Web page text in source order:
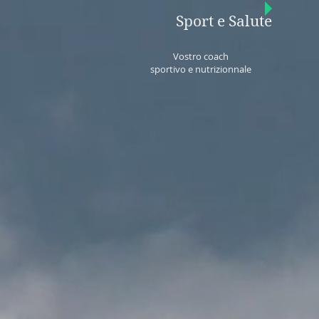
Sport e Salute
Vostro coach
sportivo e nutrizionnale